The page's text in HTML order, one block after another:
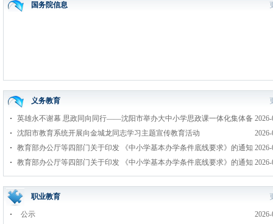
国务院信息
义务教育
英雄永不谢幕 思政同向同行——沈阳市举办大中小学思政课一体化集体备
课会暨工作推进会
沈阳市教育系统开展向金城龙同志学习主题宣传教育活动
教育部办公厅等四部门关于印发 《中小学基本办学条件底线要求》的通知
教育部办公厅等四部门关于印发 《中小学基本办学条件底线要求》的通知
职业教育
公示